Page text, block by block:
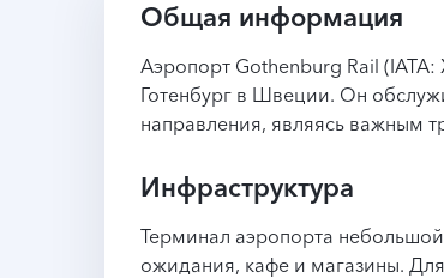
Общая информация
Аэропорт Gothenburg Rail
Готенбург в Швеции. Он
направления, являясь важным
Инфраструктура
Терминал аэропорта
ожидания, кафе и магазины.